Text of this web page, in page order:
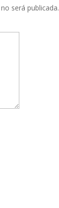
será publicada.